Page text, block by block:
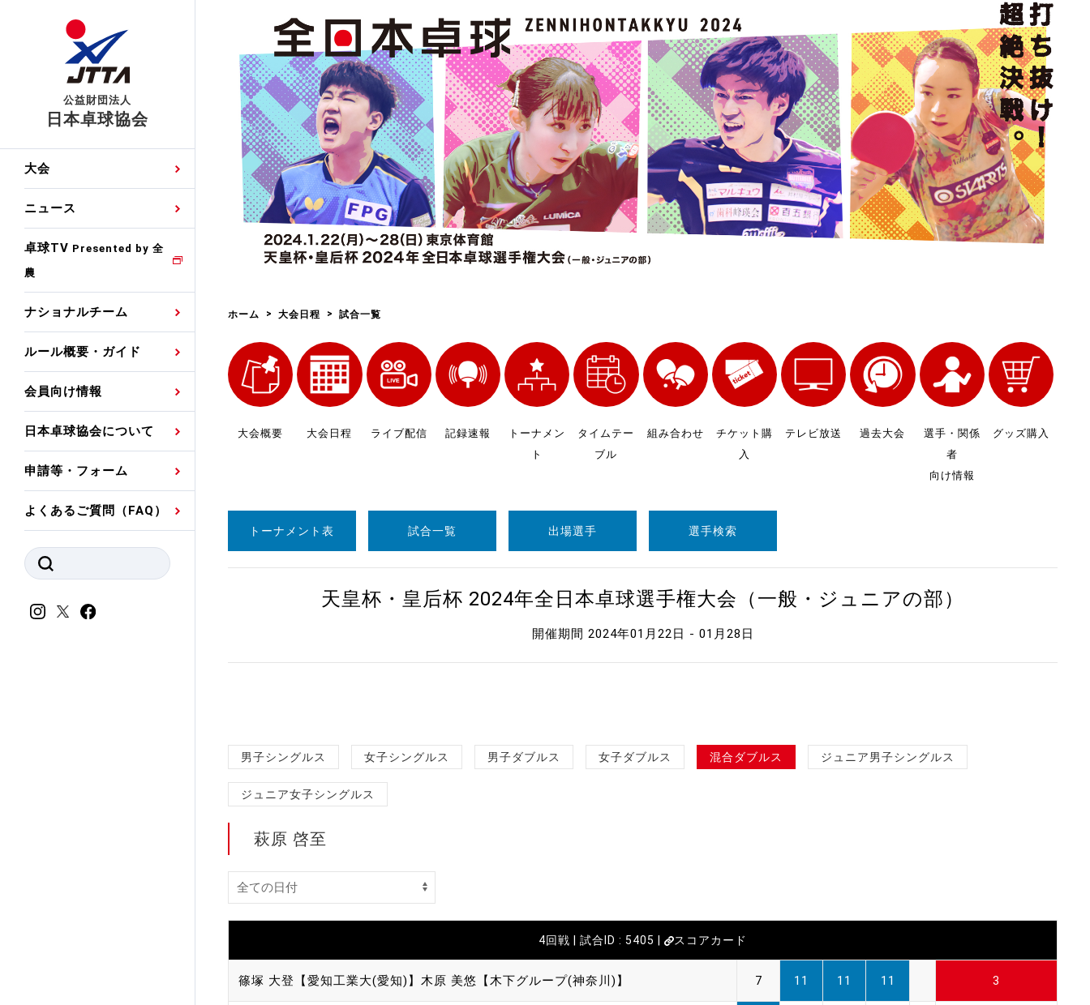
公益財団法人
日本卓球協会
大会 日程
公式記録
国内ランキング
ニュース
大会・試合
日本代表
プレスリリース
競技者(パスウェイ)・審判
卓球TV Presented by 全
農
ナショナルチーム
男子ナショナルチーム選
手・候補
女子ナショナルチーム選
手・候補
女子世界ランキング
各種選考基準
強化スタッフ
ルール概要・ガイド
卓球の基本的なルール
競技規則
観戦ガイド
会員向け情報
協会会員登録
ゼッケンについて
競技者育成事業
公認資格者名簿
公認品一覧
指導者養成委員会
競技者育成委員会
スポーツ医・科学委員会
日本卓球協会について
卓球協会のミッション
会長あいさつ
役員委員
関連団体代表委員など
規程・お見舞い制度
財務諸表等
JTTAスポーツ団体ガバナ
スポーツ振興くじ助成事業
加盟団体登録人数
関連組織一覧
販売品一覧
申請等・フォーム
国際交流届申込みフォーム
国際大会自主参加申請
競技ウエア広告申請
わせ
審判員ネームプレート制作
申込
よくあるご質問（FAQ）
ホーム 大会日程 試合一覧
大会概要 大会日程 ライブ配信 記録速報
トーナメン
ト
タイムテー
ブル
組み合わせ
チケット購
入
テレビ放送 過去大会
選手・関係
者
向け情報
グッズ購入
トーナメント表 試合一覧 出場選手 選手検索
天皇杯・皇后杯 2024年全日本卓球選手権大会（一般・ジュニアの部）
開催期間 2024年01月22日 - 01月28日
男子シングルス 女子シングルス 男子ダブルス 女子ダブルス 混合ダブルス ジュニア男子シングルス
ジュニア女子シングルス
萩原 啓至
4回戦 | 試合ID : 5405 | スコアカード
篠塚 大登【愛知工業大(愛知)】 木原 美悠【木下グループ(神奈川)】 7 11 11 11 3